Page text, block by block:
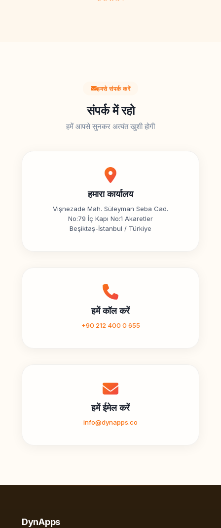
हमसे संपर्क करें
संपर्क में रहो
हमें आपसे सुनकर अत्यंत खुशी होगी
हमारा कार्यालय
Vişnezade Mah. Süleyman Seba Cad.
No:79 İç Kapı No:1 Akaretler
Beşiktaş-İstanbul / Türkiye
हमें कॉल करें
+90 212 400 0 655
हमें ईमेल करें
info@dynapps.co
DynApps